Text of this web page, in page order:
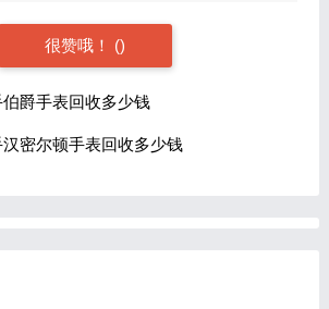
很赞哦！ ()
爵手表回收多少钱
密尔顿手表回收多少钱